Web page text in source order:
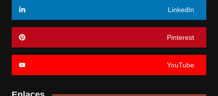
LinkedIn
Pinterest
YouTube